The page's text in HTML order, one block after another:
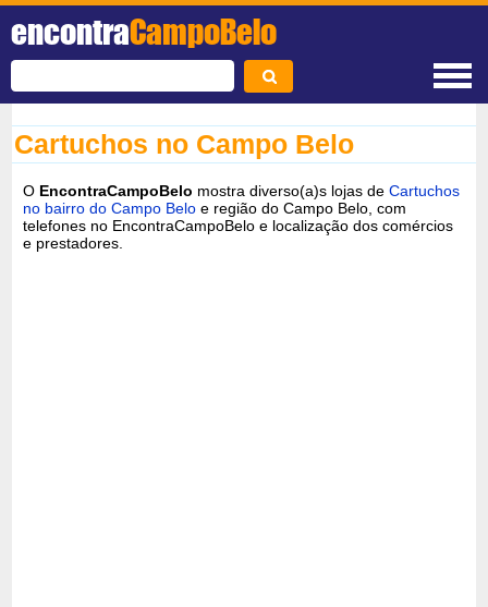
encontraCampoBelo
Cartuchos no Campo Belo
O EncontraCampoBelo mostra diverso(a)s lojas deCartuchos
no bairro do Campo Belo e região do Campo Belo, com
telefones no EncontraCampoBelo e localização dos comércios
e prestadores.